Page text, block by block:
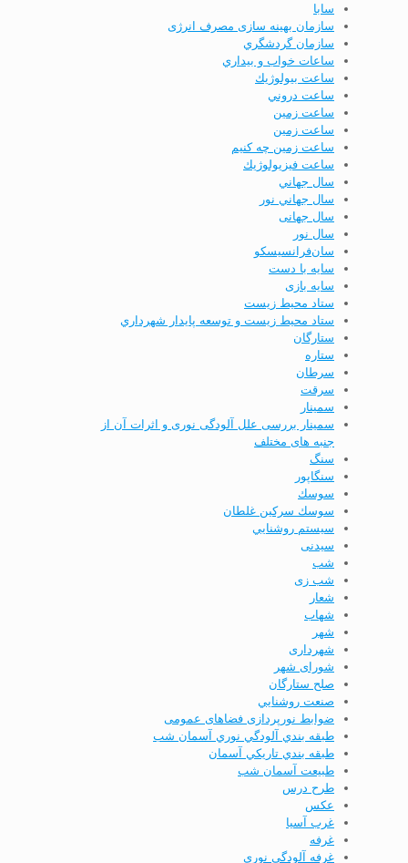
سابا
سازمان بهینه­ سازی مصرف انرژی
سازمان گردشگري
ساعات خواب و بيداري
ساعت بيولوژيك
ساعت دروني
ساعت زمين
ساعت زمین
ساعت زمین چه کنیم
ساعت فيزيولوژيك
سال جهاني
سال جهاني نور
سال جهانی
سال نور
سان‌فرانسیسکو
سایه با دست
سایه بازی
ستاد محيط زيست
ستاد محيط زيست و توسعه پايدار شهرداري
ستارگان
ستاره
سرطان
سرقت
سمینار
سمینار بررسی علل آلودگی نوری و اثرات آن از
جنبه­ های مختلف
سنگ
سنگاپور
سوسك
سوسك سركين غلطان
سيستم روشنايي
سیدنی
شب
شب زی
شعار
شهاب
شهر
شهرداری
شورای شهر
صلح ستارگان
صنعت روشنايي
ضوابط نورپردازی فضاهای عمومی
طبقه بندي آلودگي نوري آسمان شب
طبقه بندي تاريكي آسمان
طبیعت آسمان شب
طرح درس
عكس
غرب آسیا
غرفه
غرفه آلودگي نوري